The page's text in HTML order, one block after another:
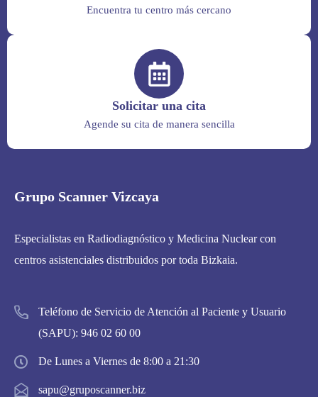
Encuentra tu centro más cercano
Solicitar una cita
Agende su cita de manera sencilla
Grupo Scanner Vizcaya
Especialistas en Radiodiagnóstico y Medicina Nuclear con
centros asistenciales distribuidos por toda Bizkaia.
Teléfono de Servicio de Atención al Paciente y Usuario
(SAPU): 946 02 60 00
De Lunes a Viernes de 8:00 a 21:30
sapu@gruposcanner.biz